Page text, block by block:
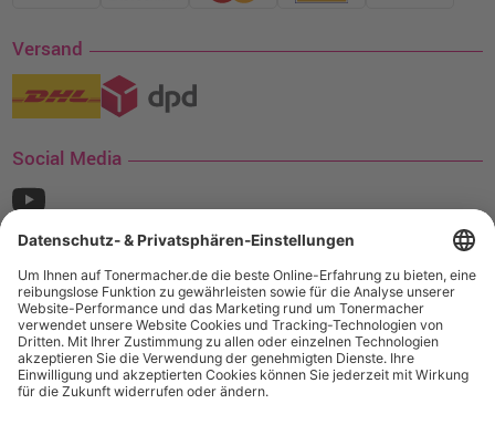
Versand
Social Media
¹ Nur gültig für den Versand innerhalb Deutschlands. Befindet sich ein Warenwert
von mindestens 35€ (inkl. Mwst.) an Ampertec Artikeln in Ihrem Warenkorb, ist der
Versand für Sie kostenfrei.